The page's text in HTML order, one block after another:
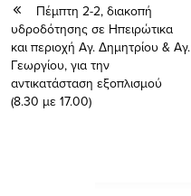
Πέμπτη 2-2, διακοπή
υδροδότησης σε Ηπειρώτικα
και περιοχή Αγ. Δημητρίου & Αγ.
Γεωργίου, για την
αντικατάσταση εξοπλισμού
(8.30 με 17.00)